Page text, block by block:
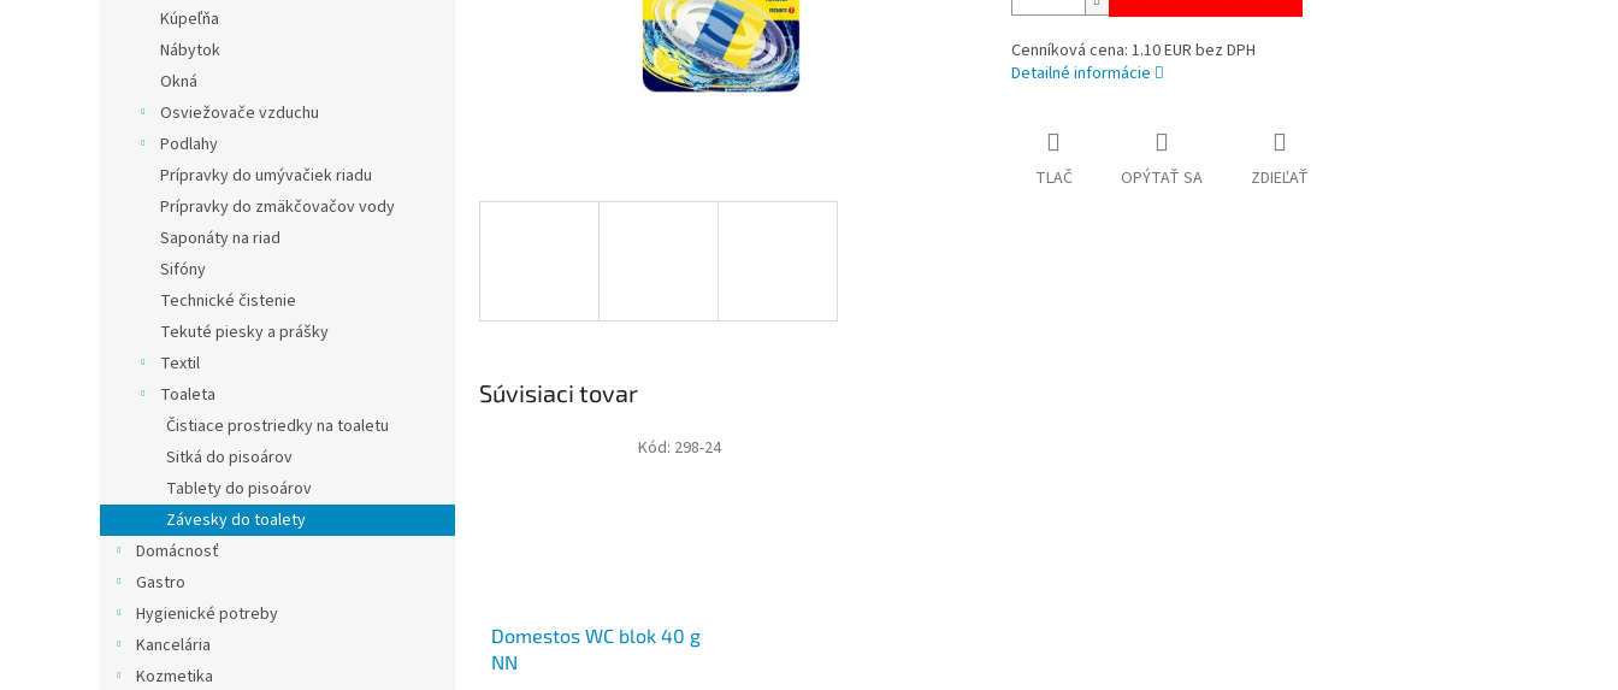
Kúpeľňa
Nábytok
Okná
Osviežovače vzduchu
Podlahy
Prípravky do umývačiek riadu
Prípravky do zmäkčovačov vody
Saponáty na riad
Sifóny
Technické čistenie
Tekuté piesky a prášky
Textil
Toaleta
Čistiace prostriedky na toaletu
Sitká do pisoárov
Tablety do pisoárov
Závesky do toalety
Domácnosť
Gastro
Hygienické potreby
Kancelária
Kozmetika
Cenníková cena: 1.10 EUR bez DPH
Detailné informácie
TLAČ OPÝTAŤ SA ZDIEĽAŤ
Súvisiaci tovar
Domestos WC blok 40 g
NN
Kód: 298-24